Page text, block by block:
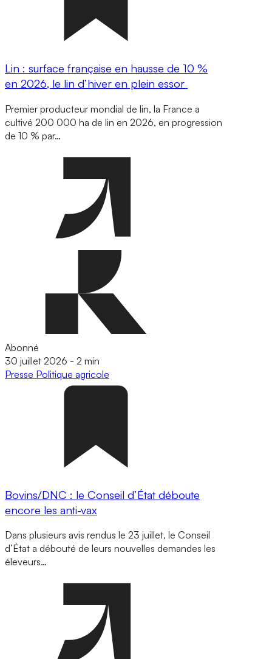
Lin : surface française en hausse de 10 %
en 2026, le lin d’hiver en plein essor
Premier producteur mondial de lin, la France a
cultivé 200 000 ha de lin en 2026, en progression
de 10 % par…
Abonné
30 juillet 2026 - 2 min
Presse Politique agricole
Bovins/DNC : le Conseil d’État déboute
encore les anti-vax
Dans plusieurs avis rendus le 23 juillet, le Conseil
d’État a débouté de leurs nouvelles demandes les
éleveurs…